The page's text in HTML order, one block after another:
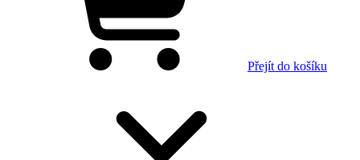
Přejít do košíku